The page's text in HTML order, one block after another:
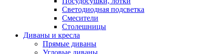
Светодиодная подсветка
Смесители
Столешницы
Диваны и кресла
Прямые диваны